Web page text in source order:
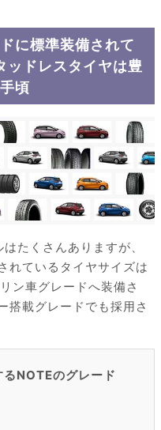
に標準装備されて
ドレスタイヤは豊
頃
たくさんありますが、
れているタイヤサイズは
ン車グレードへ装備さ
搭載グレードでも採用さ
NOTEのグレード